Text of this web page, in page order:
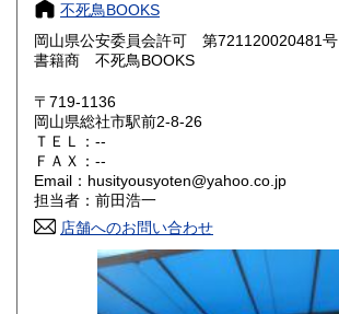
愛知県
滋賀県 300円
大阪府 300円
奈良県
鳥取県
300円 広島県
300円 徳島県
不死鳥BOOKS
岡山県公安委員会許可 第721120020481号
書籍商 不死鳥BOOKS
〒719-1136
岡山県総社市駅前2-8-26
ＴＥＬ：--
ＦＡＸ：--
Email：husityousyoten@yahoo.co.jp
担当者：前田浩一
店舗へのお問い合わせ